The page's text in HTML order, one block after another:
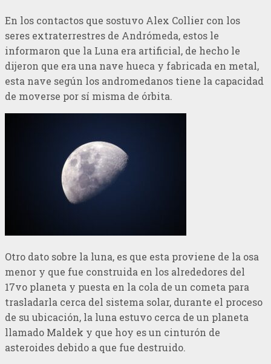
En los contactos que sostuvo Alex Collier con los
seres extraterrestres de Andrómeda, estos le
informaron que la Luna era artificial, de hecho le
dijeron que era una nave hueca y fabricada en metal,
esta nave según los andromedanos tiene la capacidad
de moverse por sí misma de órbita.
Otro dato sobre la luna, es que esta proviene de la osa
menor y que fue construida en los alrededores del
17vo planeta y puesta en la cola de un cometa para
trasladarla cerca del sistema solar, durante el proceso
de su ubicación, la luna estuvo cerca de un planeta
llamado Maldek y que hoy es un cinturón de
asteroides debido a que fue destruido.